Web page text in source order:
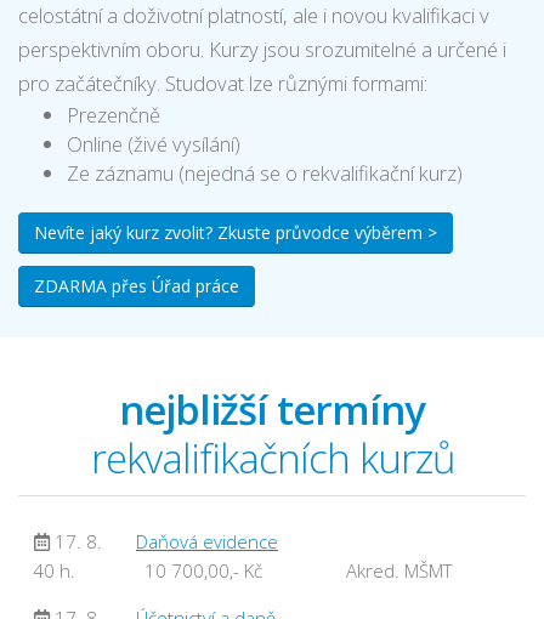
celostátní a doživotní platností, ale i novou kvalifikaci v
perspektivním oboru. Kurzy jsou srozumitelné a určené i
pro začátečníky. Studovat lze různými formami:
Prezenčně
Online (živé vysílání)
Ze záznamu (nejedná se o rekvalifikační kurz)
Nevíte jaký kurz zvolit? Zkuste průvodce výběrem >
ZDARMA přes Úřad práce
nejbližší termíny
rekvalifikačních kurzů
17. 8.
Daňová evidence
40 h.
10 700,00,- Kč
Akred. MŠMT